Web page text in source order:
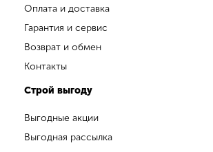
Оплата и доставка
Гарантия и сервис
Возврат и обмен
Контакты
Строй выгоду
Выгодные акции
Выгодная рассылка